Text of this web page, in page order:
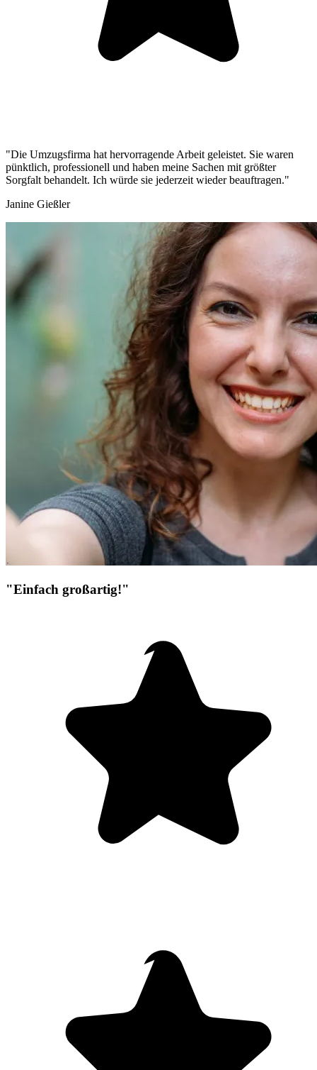
"Die Umzugsfirma hat hervorragende Arbeit geleistet. Sie waren
pünktlich, professionell und haben meine Sachen mit größter
Sorgfalt behandelt. Ich würde sie jederzeit wieder beauftragen."
Janine Gießler
"Einfach großartig!"